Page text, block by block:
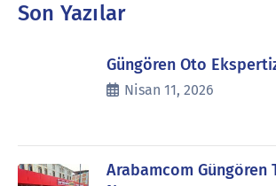
Son Yazılar
Güngören Oto
Nisan 11, 2026
Arabamcom Güngören